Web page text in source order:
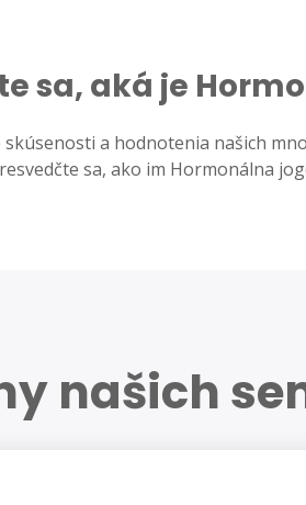
sa, aká je
a hodnotenia našich
sa, ako im Hormonálna
našich